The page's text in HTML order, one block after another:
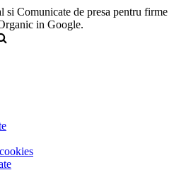
Comunicate de presa pentru firme
in Google.